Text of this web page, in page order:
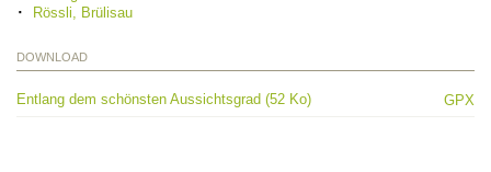
Rössli, Brülisau
DOWNLOAD
Entlang dem schönsten Aussichtsgrad (52 Ko) GPX